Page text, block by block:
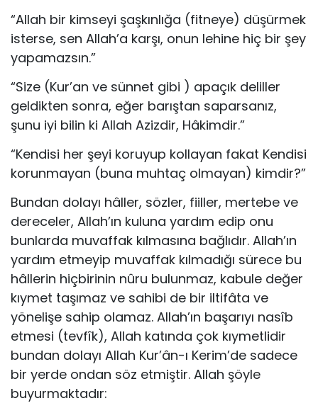
“Allah bir kimseyi şaşkınlığa (fitneye) düşürmek
isterse, sen Allah’a karşı, onun lehine hiç bir şey
yapamazsın.”
“Size (Kur’an ve sünnet gibi ) apaçık deliller
gel­dikten sonra, eğer barıştan saparsanız,
şunu iyi bilin ki Allah Azizdir, Hâkimdir.”
“Kendisi her şeyi koruyup kollayan fakat Kendisi
korunmayan (buna muhtaç olmayan) kimdir?”
Bundan dolayı hâller, sözler, fiiller, mertebe ve
derece­ler, Allah’ın kuluna yardım edip onu
bunlarda muvaffak kıl­masına bağlıdır. Allah’ın
yardım etmeyip muvaffak kılmadığı sürece bu
hâllerin hiçbirinin nûru bulunmaz, kabule değer
kıymet taşımaz ve sahibi de bir iltifâta ve
yönelişe sahip ola­maz. Allah’ın başarıyı nasîb
etmesi (tevfîk), Allah katında çok kıymetlidir
bundan dolayı Allah Kur’ân-ı Kerim’de sadece
bir yerde ondan söz etmiştir. Allah şöyle
buyurmaktadır: